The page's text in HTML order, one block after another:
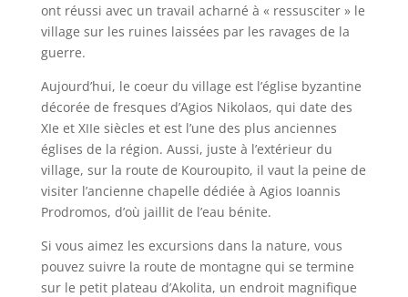
ont réussi avec un travail acharné à « ressusciter » le
village sur les ruines laissées par les ravages de la
guerre.
Aujourd’hui, le coeur du village est l’église byzantine
décorée de fresques d’Agios Nikolaos, qui date des
XIe et XIIe siècles et est l’une des plus anciennes
églises de la région. Aussi, juste à l’extérieur du
village, sur la route de Kouroupito, il vaut la peine de
visiter l’ancienne chapelle dédiée à Agios Ioannis
Prodromos, d’où jaillit de l’eau bénite.
Si vous aimez les excursions dans la nature, vous
pouvez suivre la route de montagne qui se termine
sur le petit plateau d’Akolita, un endroit magnifique